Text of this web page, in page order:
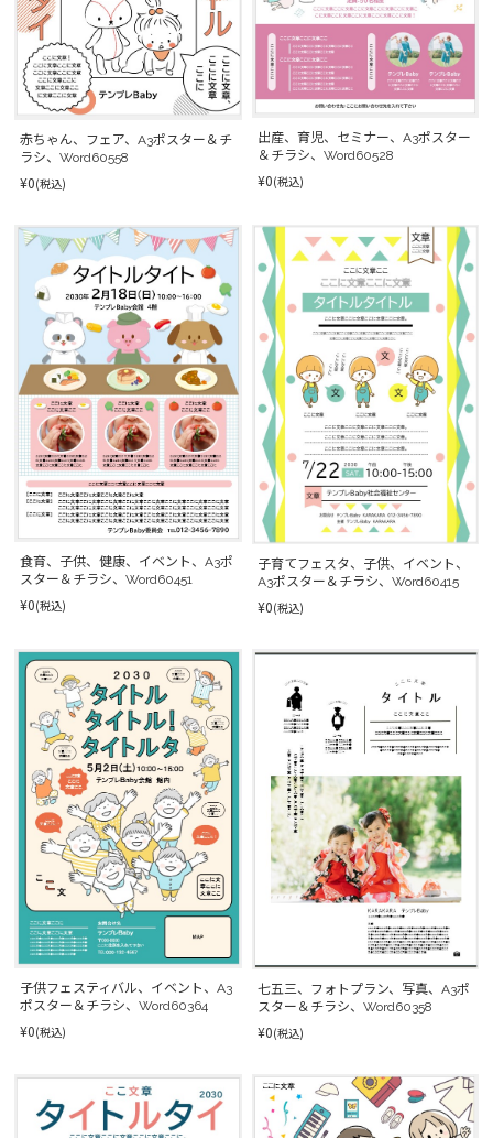
赤ちゃん、フェア、A3ポスター＆チ
ラシ、Word60558
¥0(税込)
出産、育児、セミナー、A3ポスター
＆チラシ、Word60528
¥0(税込)
食育、子供、健康、イベント、A3ポ
スター＆チラシ、Word60451
¥0(税込)
子育てフェスタ、子供、イベント、
A3ポスター＆チラシ、Word60415
¥0(税込)
子供フェスティバル、イベント、A3
ポスター＆チラシ、Word60364
¥0(税込)
七五三、フォトプラン、写真、A3ポ
スター＆チラシ、Word60358
¥0(税込)